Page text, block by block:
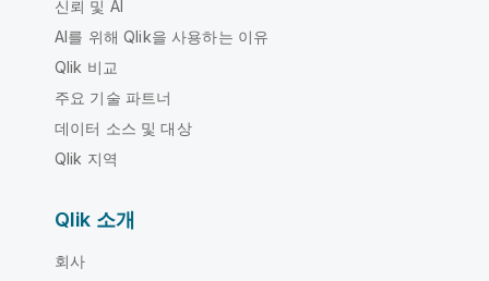
신뢰 및 AI
AI를 위해 Qlik을 사용하는 이유
Qlik 비교
주요 기술 파트너
데이터 소스 및 대상
Qlik 지역
Qlik 소개
회사